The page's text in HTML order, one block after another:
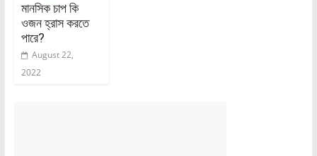
মানসিক চাপ কি
ওজন হ্রাস করতে
পারে?
August 22,
2022